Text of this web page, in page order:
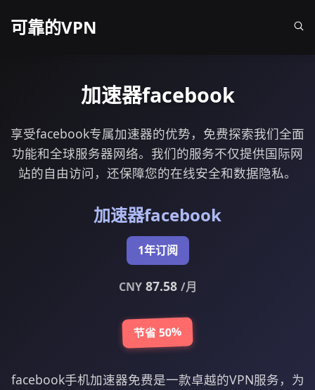
可靠的VPN
加速器facebook
享受facebook专属加速器的优势，免费探索我们全面
功能和全球服务器网络。我们的服务不仅提供国际网
站的自由访问，还保障您的在线安全和数据隐私。
加速器facebook
1年订阅
CNY87.58 /月
节省 50%
facebook手机加速器免费是一款卓越的VPN服务，为